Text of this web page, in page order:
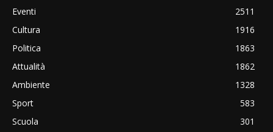
Eventi
2511
Cultura
1916
Politica
1863
Attualità
1862
Ambiente
1328
Sport
583
Scuola
301